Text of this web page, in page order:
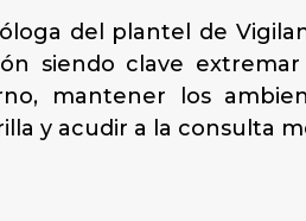
del plantel de
siendo clave
mantener los
y acudir a la consulta